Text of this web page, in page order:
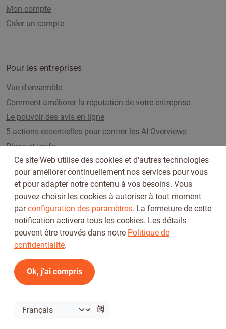
Mon compte
Créer un compte
Pour les entreprises
Vue d'ensemble
Comment améliorer la réputation de votre entreprise
Le pouvoir des avis en ligne
5 actions essentielles pour contrer les AI Overviews
Plans et tarifs
Suivez-nous sur
Conditions d'utilisation
© 2026 Tickiwi - Tous droits réservés
Ce site Web utilise des cookies et d'autres technologies
pour améliorer continuellement nos services pour vous
et pour adapter notre contenu à vos besoins. Vous
pouvez choisir les cookies à autoriser à tout moment
parconfiguration des paramètres. La fermeture de cette
notification activera tous les cookies. Les détails
peuvent être trouvés dans notre Politique de
confidentialité.
Ok, j'ai compris